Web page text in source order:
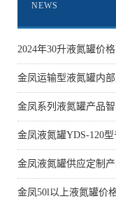
NEWS
2024年30升液氮罐价
金凤运输型液氮罐内
金凤系列液氮罐产品
金凤液氮罐YDS-120
金凤液氮罐供应定制
金凤50l以上液氮罐价